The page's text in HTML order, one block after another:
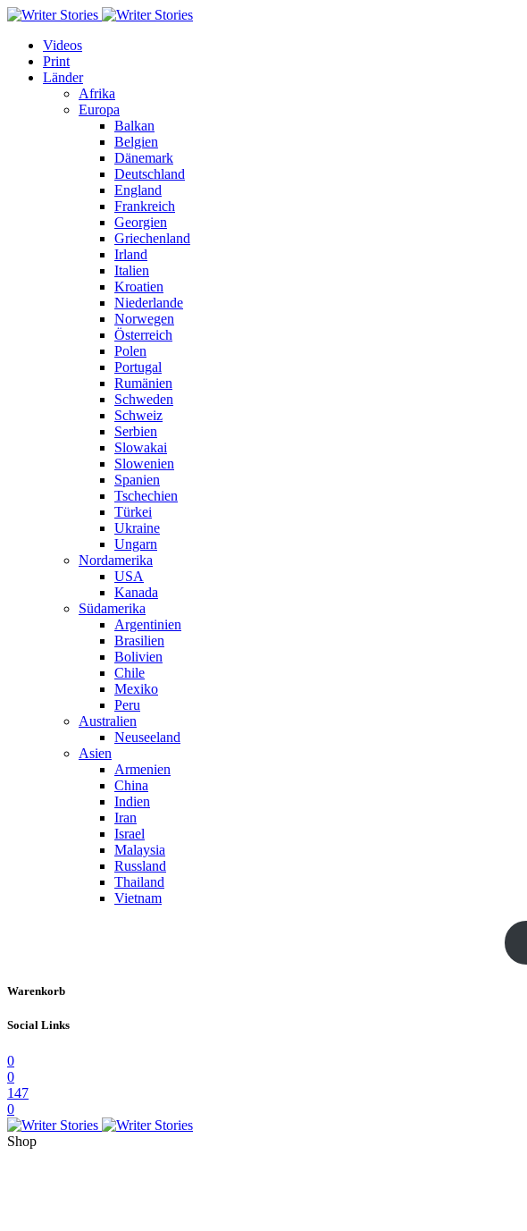
Videos
Print
Länder
Afrika
Europa
Balkan
Belgien
Dänemark
Deutschland
England
Frankreich
Georgien
Griechenland
Irland
Italien
Kroatien
Niederlande
Norwegen
Österreich
Polen
Portugal
Rumänien
Schweden
Schweiz
Serbien
Slowakai
Slowenien
Spanien
Tschechien
Türkei
Ukraine
Ungarn
Nordamerika
USA
Kanada
Südamerika
Argentinien
Brasilien
Bolivien
Chile
Mexiko
Peru
Australien
Neuseeland
Asien
Armenien
China
Indien
Iran
Israel
Malaysia
Russland
Thailand
Vietnam
Warenkorb
Social Links
0
0
147
0
Shop